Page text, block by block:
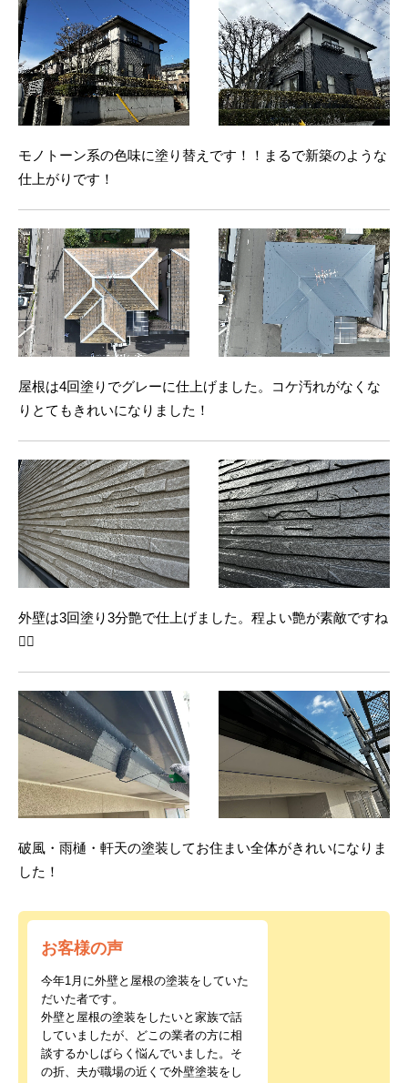
モノトーン系の色味に塗り替えです！！まるで新築のような
仕上がりです！
屋根は4回塗りでグレーに仕上げました。コケ汚れがなくな
りとてもきれいになりました！
外壁は3回塗り3分艶で仕上げました。程よい艶が素敵ですね
🙆‍♀️
破風・雨樋・軒天の塗装してお住まい全体がきれいになりま
した！
お客様の声
今年1月に外壁と屋根の塗装をしていた
だいた者です。
外壁と屋根の塗装をしたいと家族で話
していましたが、どこの業者の方に相
談するかしばらく悩んでいました。そ
の折、夫が職場の近くで外壁塗装をし